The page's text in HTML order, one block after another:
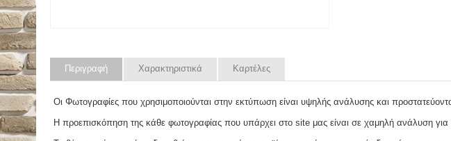
Περιγραφή Χαρακτηριστικά Καρτέλες
Οι Φωτογραφίες που χρησιμοποιούνται στην εκτύπωση είναι υψηλής ανάλυσης και
Η προεπισκόπηση της κάθε φωτογραφίας που υπάρχει στο site μας είναι σε χαμηλή ανάλυση